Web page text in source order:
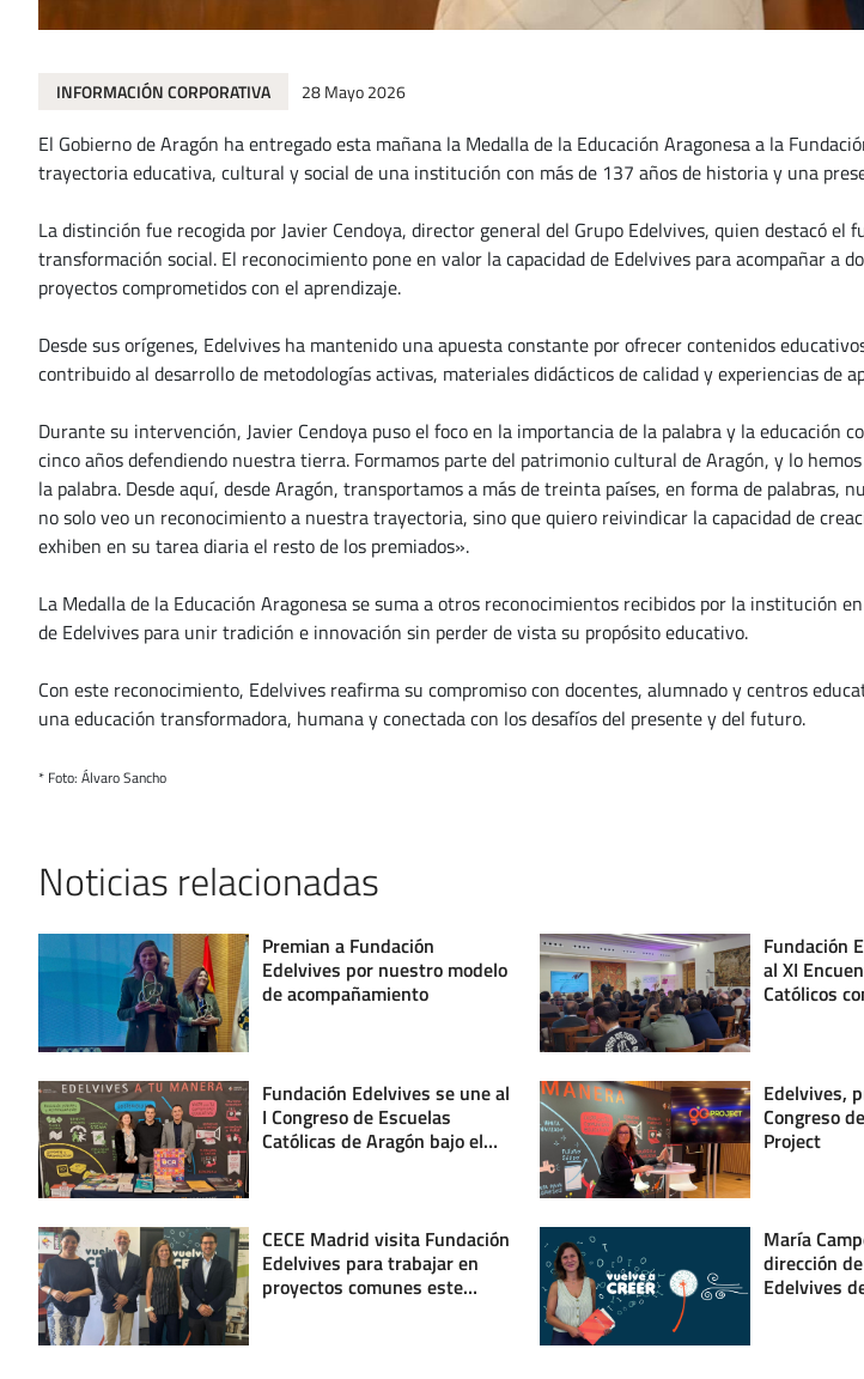
INFORMACIÓN CORPORATIVA 28 Mayo 2026
El Gobierno de Aragón ha entregado esta mañana la Medalla de la Educación Aragonesa a la
trayectoria educativa, cultural y social de una institución con más de 137 años de historia y una
La distinción fue recogida por Javier Cendoya, director general del Grupo Edelvives, quien destacó
transformación social. El reconocimiento pone en valor la capacidad de Edelvives para acompañar a
proyectos comprometidos con el aprendizaje.
Desde sus orígenes, Edelvives ha mantenido una apuesta constante por ofrecer contenidos
contribuido al desarrollo de metodologías activas, materiales didácticos de calidad y experiencias de
Durante su intervención, Javier Cendoya puso el foco en la importancia de la palabra y la
cinco años defendiendo nuestra tierra. Formamos parte del patrimonio cultural de Aragón, y lo
la palabra. Desde aquí, desde Aragón, transportamos a más de treinta países, en forma de
no solo veo un reconocimiento a nuestra trayectoria, sino que quiero reivindicar la capacidad de
exhiben en su tarea diaria el resto de los premiados».
La Medalla de la Educación Aragonesa se suma a otros reconocimientos recibidos por la institución
de Edelvives para unir tradición e innovación sin perder de vista su propósito educativo.
Con este reconocimiento, Edelvives reafirma su compromiso con docentes, alumnado y centros
una educación transformadora, humana y conectada con los desafíos del presente y del futuro.
* Foto: Álvaro Sancho
Noticias relacionadas
Premian a Fundación
Edelvives por nuestro modelo
de acompañamiento
Fundación
al XI
Católicos
Fundación Edelvives se une al
I Congreso de Escuelas
Católicas de Aragón bajo el
Edelvives,
Congreso
Project
CECE Madrid visita Fundación
Edelvives para trabajar en
proyectos comunes este
María
dirección
Edelvives